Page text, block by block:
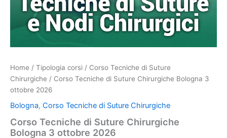
Home / Tipologia corsi / Corso Tecniche di Suture
Chirurgiche / Corso Tecniche di Suture Chirurgiche Bologna 3
ottobre 2026
Bologna, Corso Tecniche di Suture Chirurgiche
Corso Tecniche di Suture Chirurgiche
Bologna 3 ottobre 2026